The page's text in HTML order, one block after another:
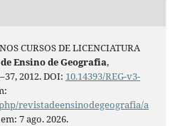
CURSOS DE LICENCIATURA
Ensino de Geografia,
2012. DOI: 10.14393/REG-v3-
revistadeensinodegeografia/a
7 ago. 2026.